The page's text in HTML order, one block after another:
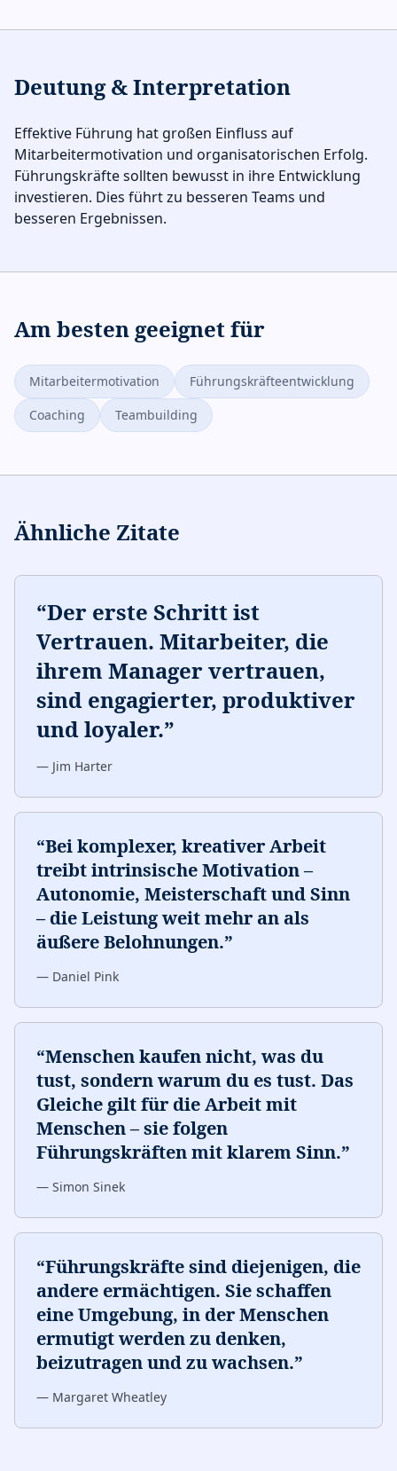
Deutung & Interpretation
Effektive Führung hat großen Einfluss auf
Mitarbeitermotivation und organisatorischen Erfolg.
Führungskräfte sollten bewusst in ihre Entwicklung
investieren. Dies führt zu besseren Teams und
besseren Ergebnissen.
Am besten geeignet für
Mitarbeitermotivation
Führungskräfteentwicklung
Coaching
Teambuilding
Ähnliche Zitate
“Der erste Schritt ist
Vertrauen. Mitarbeiter, die
ihrem Manager vertrauen,
sind engagierter, produktiver
und loyaler.”
— Jim Harter
“Bei komplexer, kreativer Arbeit
treibt intrinsische Motivation –
Autonomie, Meisterschaft und Sinn
– die Leistung weit mehr an als
äußere Belohnungen.”
— Daniel Pink
“Menschen kaufen nicht, was du
tust, sondern warum du es tust. Das
Gleiche gilt für die Arbeit mit
Menschen – sie folgen
Führungskräften mit klarem Sinn.”
— Simon Sinek
“Führungskräfte sind diejenigen, die
andere ermächtigen. Sie schaffen
eine Umgebung, in der Menschen
ermutigt werden zu denken,
beizutragen und zu wachsen.”
— Margaret Wheatley